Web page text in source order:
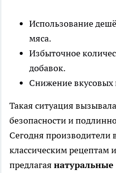
Использование
мяса.
Избыточное
добавок.
Снижение вкусовых
Такая ситуация
безопасности и
Сегодня производители
классическим рецептам
предлагая